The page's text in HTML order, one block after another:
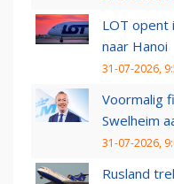
LOT opent
naar Hanoi
31-07-2026,
Voormalig
Swelheim
31-07-2026,
Rusland